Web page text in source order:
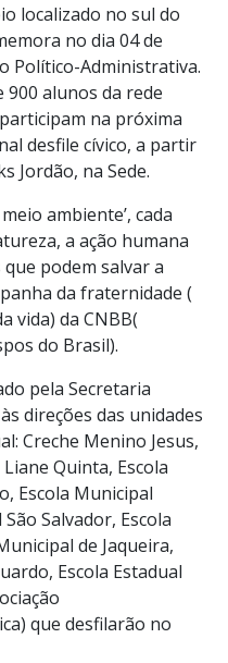
localizado no sul do
no dia 04 de
Político-Administrativa.
900 alunos da rede
na próxima
desfile cívico, a partir
Jordão, na Sede.
ambiente’, cada
a ação humana
podem salvar a
da fraternidade (
vida) da CNBB(
do Brasil).
pela Secretaria
direções das unidades
Creche Menino Jesus,
Quinta, Escola
Escola Municipal
Salvador, Escola
de Jaqueira,
Escola Estadual
que desfilarão no